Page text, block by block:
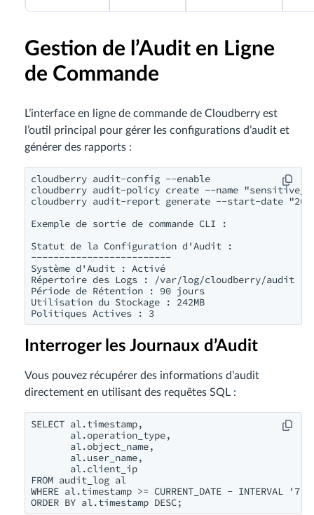
Gestion de l’Audit en Ligne
de Commande
L’interface en ligne de commande de Cloudberry est
l’outil principal pour gérer les configurations d’audit et
générer des rapports :
cloudberry audit-config --enable
cloudberry audit-policy create --name
cloudberry audit-report generate --start-date
Exemple de sortie de commande CLI :
Statut de la Configuration d'Audit :
-------------------------
Système d'Audit : Activé
Répertoire des Logs : /var/log/cloudberry/audit
Période de Rétention : 90 jours
Utilisation du Stockage : 242MB
Politiques Actives : 3
Interroger les Journaux d’Audit
Vous pouvez récupérer des informations d’audit
directement en utilisant des requêtes SQL :
SELECT al.timestamp,
al.operation_type,
al.object_name,
al.user_name,
al.client_ip
FROM audit_log al
WHERE al.timestamp >= CURRENT_DATE - INTERVAL '7
ORDER BY al.timestamp DESC;